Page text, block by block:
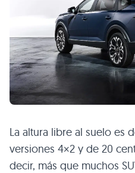
La altura libre al suelo es
versiones 4×2 y de 20
decir, más que muchos